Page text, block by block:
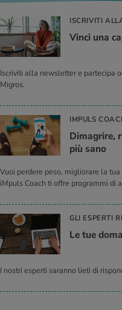
ISCRIVITI
Vinci una
Iscriviti alla newsletter e partecipa
Migros.
IMPULS
Di­ma­gri­re,
più sano
Vuoi perdere peso, migliorare la
iMpuls Coach ti offre programmi di
GLI ESPERTI
Le tue
I nostri esperti saranno lieti di